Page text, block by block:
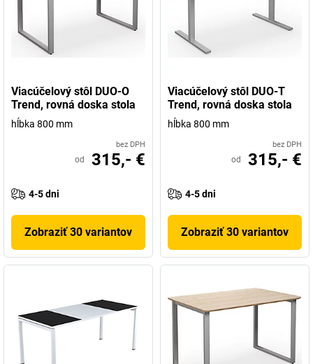
Viacúčelový stôl DUO-O
Trend, rovná doska stola
hĺbka 800 mm
bez DPH
od 315,- €
4-5 dni
Zobraziť 30 variantov
Viacúčelový stôl DUO-T
Trend, rovná doska stola
hĺbka 800 mm
bez DPH
od 315,- €
4-5 dni
Zobraziť 30 variantov